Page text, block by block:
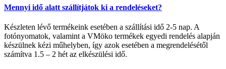
Mennyi idő alatt szállítjátok ki a rendeléseket?
Készleten lévő termékeink esetében a szállítási idő 2-5 nap. A
fotónyomatok, valamint a VMöko termékek egyedi rendelés alapján
készülnek kézi műhelyben, így azok esetében a megrendelésétől
számítva 1.5 – 2 hét az elkészülési idő.